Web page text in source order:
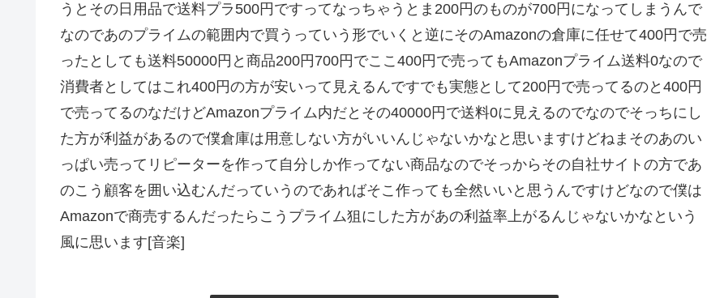
うとその日用品で送料プラ500円ですってなっちゃうとま200円のものが700円になってしまうんで
なのであのプライムの範囲内で買うっていう形でいくと逆にそのAmazonの倉庫に任せて400円で売
ったとしても送料50000円と商品200円700円でここ400円で売ってもAmazonプライム送料0なので
消費者としてはこれ400円の方が安いって見えるんですでも実態として200円で売ってるのと400円
で売ってるのなだけどAmazonプライム内だとその40000円で送料0に見えるのでなのでそっちにし
た方が利益があるので僕倉庫は用意しない方がいいんじゃないかなと思いますけどねまそのあのい
っぱい売ってリピーターを作って自分しか作ってない商品なのでそっからその自社サイトの方であ
のこう顧客を囲い込むんだっていうのであればそこ作っても全然いいと思うんですけどなので僕は
Amazonで商売するんだったらこうプライム狙にした方があの利益率上がるんじゃないかなという
風に思います[音楽]